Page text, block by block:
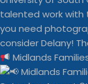
Midlands